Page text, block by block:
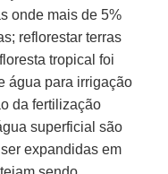
onde mais de 5%
reflorestar terras
tropical foi
água para irrigação
da fertilização
superficial são
expandidas em